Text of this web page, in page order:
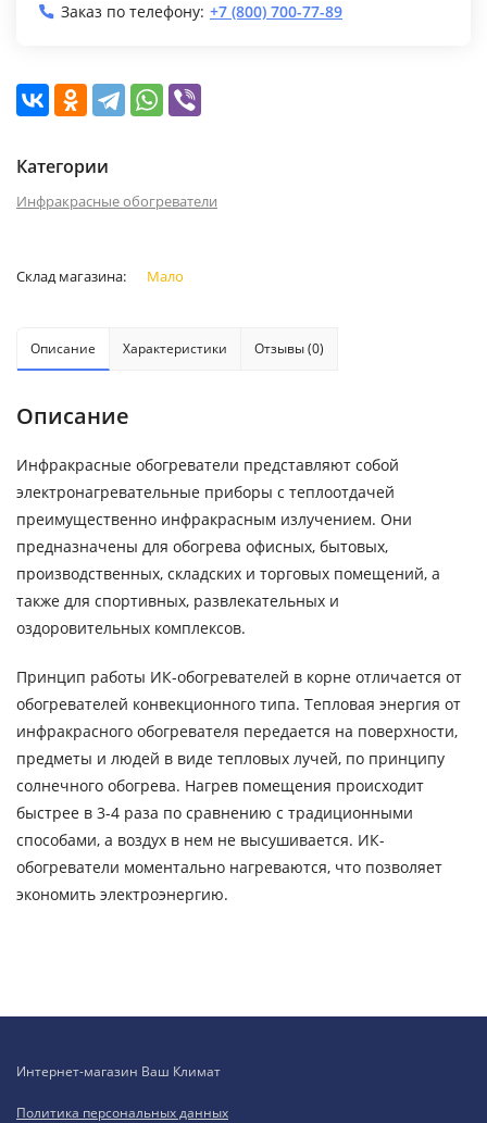
Заказ по телефону: +7 (800) 700-77-89
Категории
Инфракрасные обогреватели
Склад магазина: Мало
Описание Характеристики Отзывы (0)
Описание
Инфракрасные обогреватели представляют собой
электронагревательные приборы с теплоотдачей
преимущественно инфракрасным излучением. Они
предназначены для обогрева офисных, бытовых,
производственных, складских и торговых помещений, а
также для спортивных, развлекательных и
оздоровительных комплексов.
Принцип работы ИК-обогревателей в корне отличается от
обогревателей конвекционного типа. Тепловая энергия от
инфракрасного обогревателя передается на поверхности,
предметы и людей в виде тепловых лучей, по принципу
солнечного обогрева. Нагрев помещения происходит
быстрее в 3-4 раза по сравнению с традиционными
способами, а воздух в нем не высушивается. ИК-
обогреватели моментально нагреваются, что позволяет
экономить электроэнергию.
Интернет-магазин Ваш Климат
Политика персональных данных